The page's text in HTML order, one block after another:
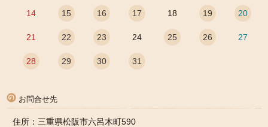
14 15 16 17 18 19 20
21 22 23 24 25 26 27
28 29 30 31
お問合せ先
住所：三重県松阪市六呂木町590